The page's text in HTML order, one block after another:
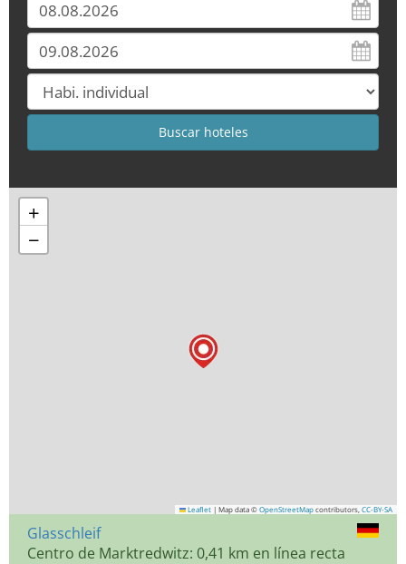
+
−
Leaflet | Map data © OpenStreetMap contributors, CC-BY-SA
Glasschleif
Centro de Marktredwitz: 0,41 km en línea recta